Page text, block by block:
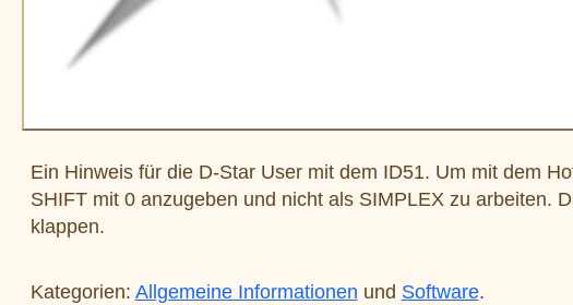
Ein Hinweis für die D-Star User mit dem ID51. Um mit dem
SHIFT mit 0 anzugeben und nicht als SIMPLEX zu arbeiten.
klappen.
Kategorien: Allgemeine Informationen und Software.